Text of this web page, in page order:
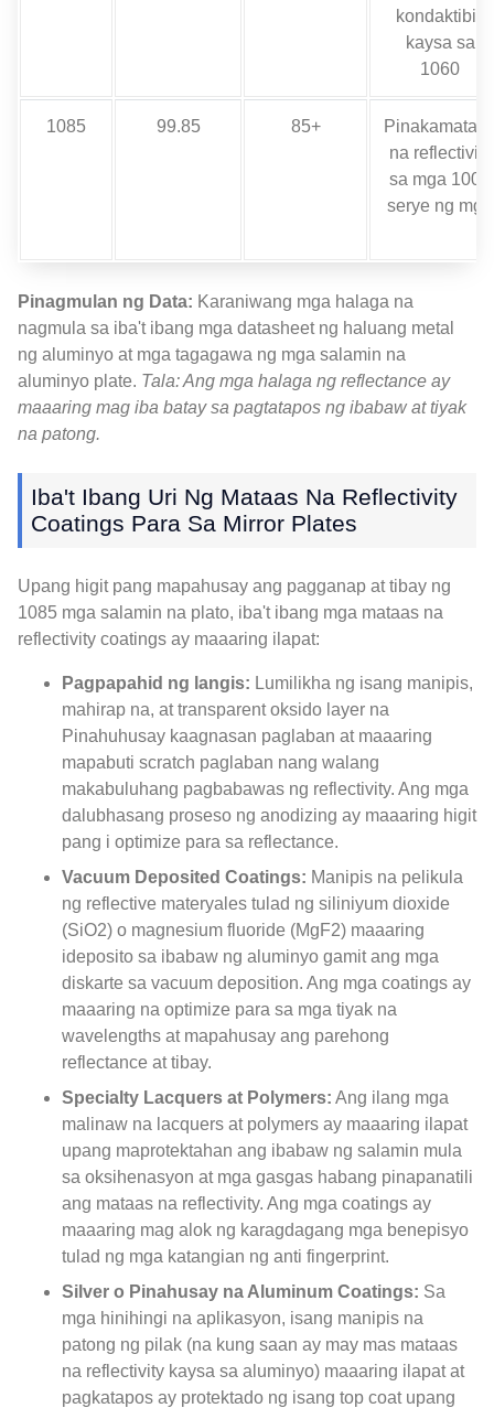
kondaktibiti
kaysa sa
1060
1085 99.85 85+
na reflectivity
sa mga 1000
serye ng mga
Pinagmulan ng Data: Karaniwang mga halaga na
nagmula sa iba't ibang mga datasheet ng haluang metal
ng aluminyo at mga tagagawa ng mga salamin na
aluminyo plate. Tala: Ang mga halaga ng reflectance ay
maaaring mag iba batay sa pagtatapos ng ibabaw at tiyak
na patong.
Iba't Ibang Uri Ng Mataas Na Reflectivity
Coatings Para Sa Mirror Plates
Upang higit pang mapahusay ang pagganap at tibay ng
1085 mga salamin na plato, iba't ibang mga mataas na
reflectivity coatings ay maaaring ilapat:
Pagpapahid ng langis: Lumilikha ng isang manipis,
mahirap na, at transparent oksido layer na
Pinahuhusay kaagnasan paglaban at maaaring
mapabuti scratch paglaban nang walang
makabuluhang pagbabawas ng reflectivity. Ang mga
dalubhasang proseso ng anodizing ay maaaring higit
pang i optimize para sa reflectance.
Vacuum Deposited Coatings: Manipis na pelikula
ng reflective materyales tulad ng siliniyum dioxide
(SiO2) o magnesium fluoride (MgF2) maaaring
ideposito sa ibabaw ng aluminyo gamit ang mga
diskarte sa vacuum deposition. Ang mga coatings ay
maaaring na optimize para sa mga tiyak na
wavelengths at mapahusay ang parehong
reflectance at tibay.
Specialty Lacquers at Polymers: Ang ilang mga
malinaw na lacquers at polymers ay maaaring ilapat
upang maprotektahan ang ibabaw ng salamin mula
sa oksihenasyon at mga gasgas habang pinapanatili
ang mataas na reflectivity. Ang mga coatings ay
maaaring mag alok ng karagdagang mga benepisyo
tulad ng mga katangian ng anti fingerprint.
Silver o Pinahusay na Aluminum Coatings: Sa
mga hinihingi na aplikasyon, isang manipis na
patong ng pilak (na kung saan ay may mas mataas
na reflectivity kaysa sa aluminyo) maaaring ilapat at
pagkatapos ay protektado ng isang top coat upang